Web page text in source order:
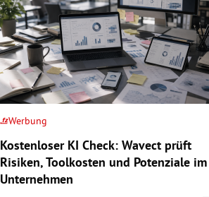
Werbung
Kostenloser KI Check: Wavect prüft
Risiken, Toolkosten und Potenziale im
Unternehmen